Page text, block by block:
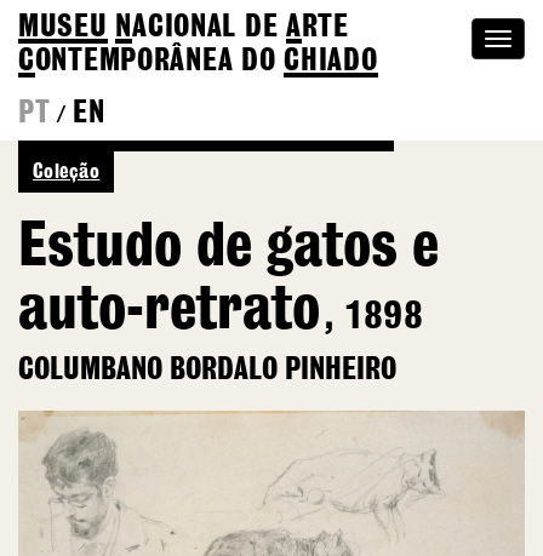
MUSEU NACIONAL DEA RTE
CONTEMPORÂNEA DOCHIADO
PT
/ EN
Coleção
Estudo de gatos e
auto-retrato , 1898
COLUMBANO BORDALO PINHEIRO